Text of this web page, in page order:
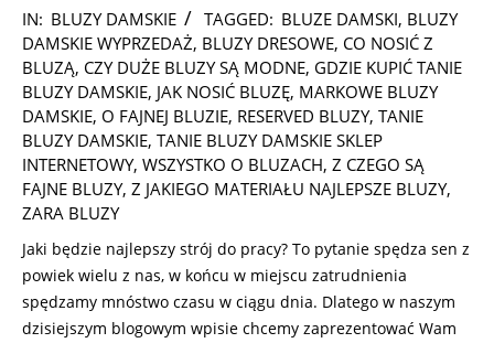
2025-
01-
28
IN: BLUZY DAMSKIE TAGGED: BLUZE DAMSKI, BLUZY
DAMSKIE WYPRZEDAŻ, BLUZY DRESOWE, CO NOSIĆ Z
BLUZĄ, CZY DUŻE BLUZY SĄ MODNE, GDZIE KUPIĆ TANIE
BLUZY DAMSKIE, JAK NOSIĆ BLUZĘ, MARKOWE BLUZY
DAMSKIE, O FAJNEJ BLUZIE, RESERVED BLUZY, TANIE
BLUZY DAMSKIE, TANIE BLUZY DAMSKIE SKLEP
INTERNETOWY, WSZYSTKO O BLUZACH, Z CZEGO SĄ
FAJNE BLUZY, Z JAKIEGO MATERIAŁU NAJLEPSZE BLUZY,
ZARA BLUZY
Jaki będzie najlepszy strój do pracy? To pytanie spędza sen z
powiek wielu z nas, w końcu w miejscu zatrudnienia
spędzamy mnóstwo czasu w ciągu dnia. Dlatego w naszym
dzisiejszym blogowym wpisie chcemy zaprezentować Wam